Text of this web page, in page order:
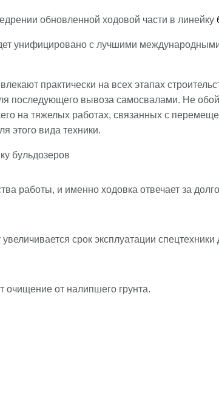
обновленной ходовой части в линейку
унифицировано с лучшими
практически на всех этапах
последующего вывоза самосвалами. Не
на тяжелых работах, связанных с
этого вида техники.
работы, и именно ходовка отвечает за
срок эксплуатации спецтехники
от налипшего грунта.